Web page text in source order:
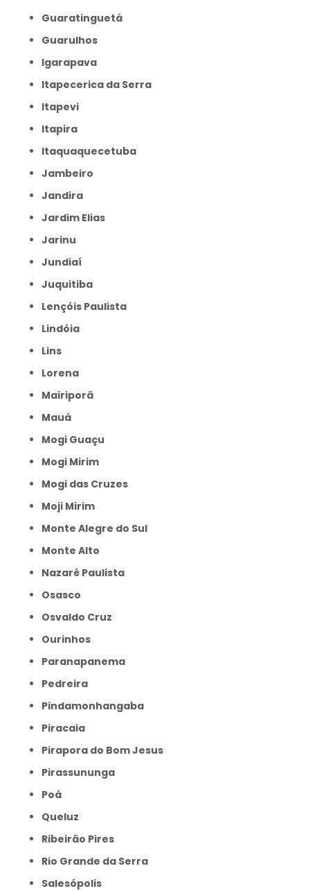
Guaratinguetá
Guarulhos
Igarapava
Itapecerica da Serra
Itapevi
Itapira
Itaquaquecetuba
Jambeiro
Jandira
Jardim Elias
Jarinu
Jundiaí
Juquitiba
Lençóis Paulista
Lindóia
Lins
Lorena
Mairiporã
Mauá
Mogi Guaçu
Mogi Mirim
Mogi das Cruzes
Moji Mirim
Monte Alegre do Sul
Monte Alto
Nazaré Paulista
Osasco
Osvaldo Cruz
Ourinhos
Paranapanema
Pedreira
Pindamonhangaba
Piracaia
Pirapora do Bom Jesus
Pirassununga
Poá
Queluz
Ribeirão Pires
Rio Grande da Serra
Salesópolis